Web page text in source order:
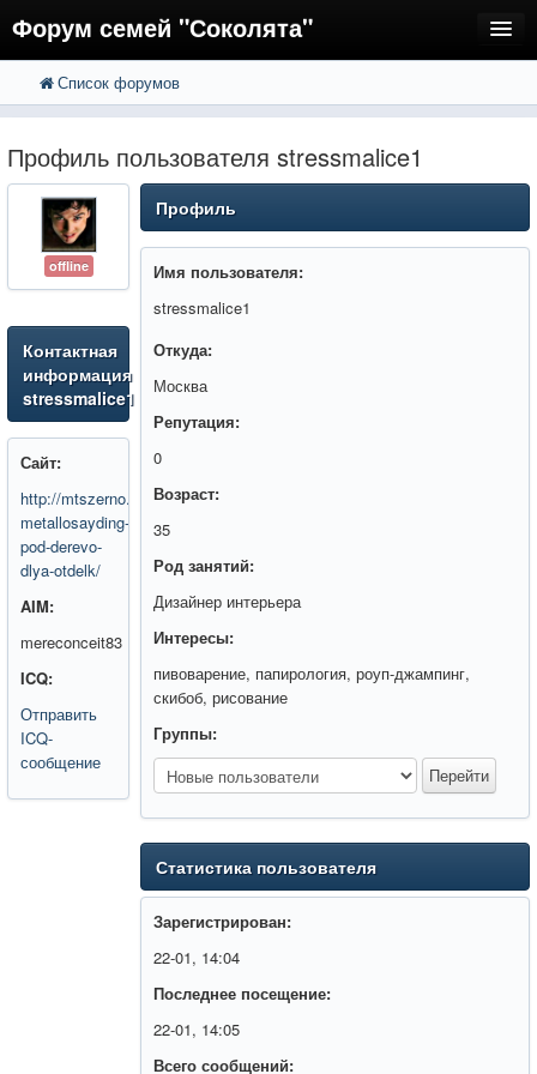
Форум семей "Соколята"
FAQ
Регистрация
Вход
Список форумов
Профиль пользователя stressmalice1
offline
Контактная
информация
stressmalice1
Сайт:
http://mtszerno.ru/statiii/9836-
metallosayding-
pod-derevo-
dlya-otdelk/
AIM:
mereconceit83
ICQ:
Отправить
ICQ-
сообщение
Профиль
Имя пользователя:
stressmalice1
Откуда:
Москва
Репутация:
0
Возраст:
35
Род занятий:
Дизайнер интерьера
Интересы:
пивоварение, папирология, роуп-джампинг,
скибоб, рисование
Группы:
Статистика пользователя
Зарегистрирован:
22-01, 14:04
Последнее посещение:
22-01, 14:05
Всего сообщений: